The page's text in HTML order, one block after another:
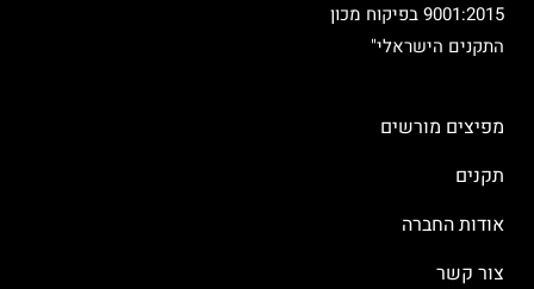
9001:2015 בפיקוח מכון
התקנים הישראלי"
מפיצים מורשים
תקנים
אודות החברה
צור קשר